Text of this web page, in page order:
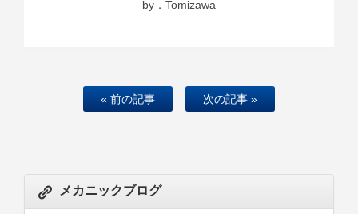
by．Tomizawa
« 前の記事 次の記事 »
メカニックブログ